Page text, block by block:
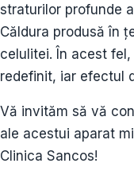
straturilor profunde
Căldura produsă în
celulitei. În acest
redefinit, iar efectul
Vă invităm să vă
ale acestui aparat
Clinica Sancos!